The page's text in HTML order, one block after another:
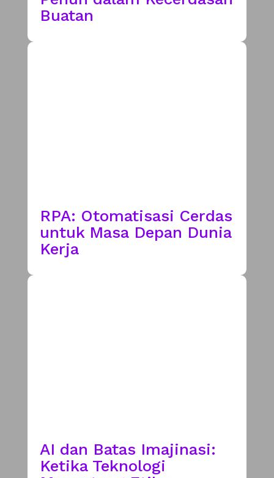
Buatan
RPA: Otomatisasi Cerdas
untuk Masa Depan Dunia
Kerja
AI dan Batas Imajinasi:
Ketika Teknologi